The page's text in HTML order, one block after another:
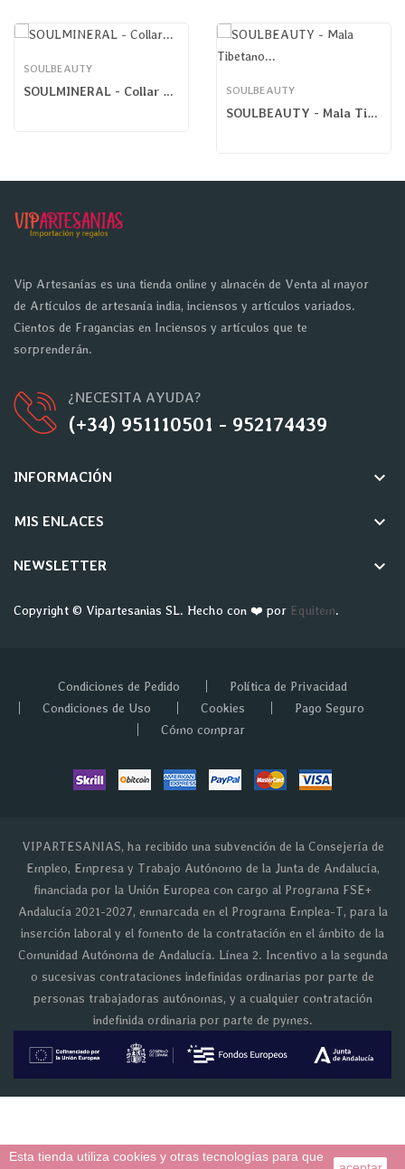
SOULBEAUTY
SOULMINERAL - Collar Mineral Engarzado Cuarzo Rosa SOULBEAUTY
SOULBEAUTY - Mala Tibetano Espiral
Vip Artesanías es una tienda online y almacén de Venta al mayor
de Artículos de artesanía india, inciensos y artículos variados.
Cientos de Fragancias en Inciensos y artículos que te
sorprenderán.
¿NECESITA AYUDA?
(+34) 951110501 - 952174439
INFORMACIÓN keyboard_arrow_down
MIS ENLACES keyboard_arrow_down
NEWSLETTER keyboard_arrow_down
Copyright © Vipartesanias SL. Hecho con ❤️ por Equitem.
Esta tienda utiliza cookies y otras tecnologías para que
Condiciones de Pedido
Política de Privacidad
Condiciones de Uso
Cookies
Pago Seguro
Cómo comprar
VIPARTESANIAS, ha recibido una subvención de la Consejería de
Empleo, Empresa y Trabajo Autónomo de la Junta de Andalucía,
financiada por la Unión Europea con cargo al Programa FSE+
Andalucía 2021-2027, enmarcada en el Programa Emplea-T, para la
inserción laboral y el fomento de la contratación en el ámbito de la
Comunidad Autónoma de Andalucía. Línea 2. Incentivo a la segunda
o sucesivas contrataciones indefinidas ordinarias por parte de
personas trabajadoras autónomas, y a cualquier contratación
indefinida ordinaria por parte de pymes.